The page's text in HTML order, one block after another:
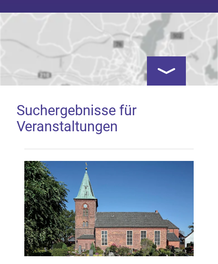
Google Map laden
Mit dem Laden der Karte akzeptieren Sie, dass die
Anwendung Google Maps beim Aktivieren von
Inhalten Cookies auf Ihrem Gerät setzt, z.B. zwecks
Reichweitenmessung und profilbasierter Werbung.
Näheres s.zur Datenschutzerklärung
Hier können Sie Ihre Cookie-
Kartenansicht
Suchergebnisse für
Veranstaltungen